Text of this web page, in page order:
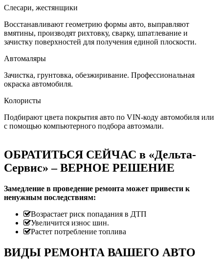
Слесари, жестянщики
Восстанавливают геометрию формы авто, выправляют
вмятины, производят рихтовку, сварку, шпатлевание и
зачистку поверхностей для получения единой плоскости.
Автомаляры
Зачистка, грунтовка, обезжиривание. Профессиональная
окраска автомобиля.
Колористы
Подбирают цвета покрытия авто по VIN-коду автомобиля или
с помощью компьютерного подбора автоэмали.
ОБРАТИТЬСЯ СЕЙЧАС в «Дельта-
Сервис» – ВЕРНОЕ РЕШЕНИЕ
Замедление в проведение ремонта может привести к
ненужным последствиям:
Возрастает риск попадания в ДТП
Увеличится износ шин.
Растет потребление топлива
ВИДЫ РЕМОНТА ВАШЕГО АВТО